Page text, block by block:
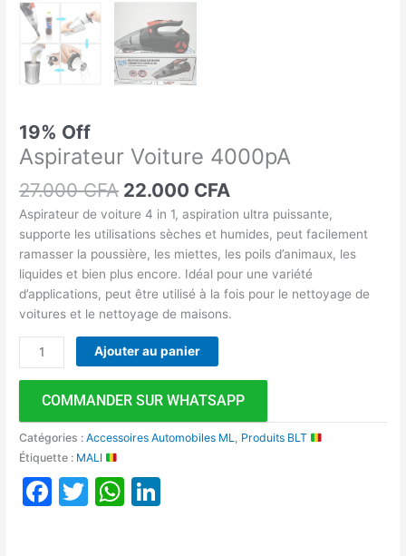
19% Off
Aspirateur Voiture 4000pA
27.000CFA 22.000 CFA
Aspirateur de voiture 4 in 1, aspiration ultra puissante,
supporte les utilisations sèches et humides, peut facilement
ramasser la poussière, les miettes, les poils d’animaux, les
liquides et bien plus encore. Idéal pour une variété
d’applications, peut être utilisé à la fois pour le nettoyage de
voitures et le nettoyage de maisons.
Ajouter au panier
COMMANDER SUR WHATSAPP
Catégories :Accessoires Automobiles ML, Produits BLT
Étiquette : MALI
Facebook
TwitterWhatsApp